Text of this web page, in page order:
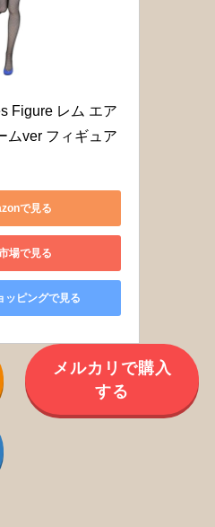
Figure レム エア
ムver フィギュア
で見る
場で見る
ッピングで見る
メルカリで購入
する